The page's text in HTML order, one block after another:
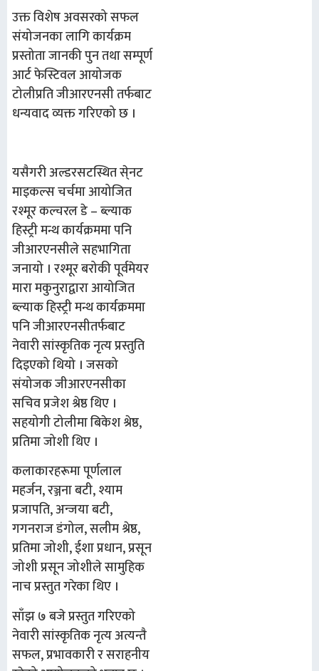
उक्तविशेष अवसरको सफल
संयोजनका लागि कार्यक्रम
प्रस्तोता जानकी पुन तथा सम्पूर्ण
आर्ट फेस्टिवल आयोजक
टोलीप्रतिजीआरएनसीतर्फबाट
धन्यवाद व्यक्त गरिएको छ ।
यसैगरी अल्डरसटस्थितसे्नट
माइकल्स चर्चमा आयोजित
रश्मूर कल्चरल डे–ब्ल्याक
हिस्ट्री मन्थ कार्यक्रममा पनि
जीआरएनसीले सहभागिता
जनायो । रश्मूरबरोकी पूर्वमेयर
मारा मकुनुराद्वारा आयोजित
ब्ल्याक हिस्ट्री मन्थ कार्यक्रममा
पनिजीआरएनसीतर्फबाट
नेवारी सांस्कृतिक नृत्य प्रस्तुति
दिइएको थियो । जसको
संयोजकजीआरएनसीका
सचिवप्रजेश श्रेष्ठ थिए ।
सहयोगी टोलीमाबिकेश श्रेष्ठ,
प्रतिमा जोशीथिए ।
कलाकारहरूमापूर्णलाल
महर्जन, रञ्जना बटी, श्याम
प्रजापति,अन्जया बटी,
गगनराज डंगोल, सलीम श्रेष्ठ,
प्रतिमा जोशी, ईशा प्रधान, प्रसून
जोशी प्रसून जोशीले समुहिक
नाच प्रस्तुत गरेका थिए ।
साँझ ७ बजे प्रस्तुत गरिएको
नेवारी सांस्कृतिक नृत्य अत्यन्तै
सफल, प्रभावकारीर सराहनीय